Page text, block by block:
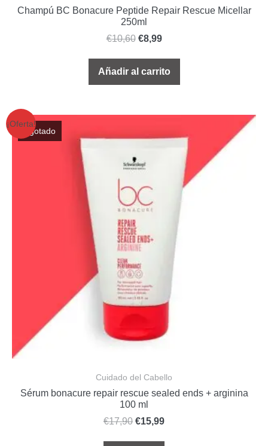
Champú BC Bonacure Peptide Repair Rescue Micellar
250ml
€10,60 €8,99
Añadir al carrito
¡Oferta!
Agotado
Cuidado del Cabello
Sérum bonacure repair rescue sealed ends + arginina
100 ml
€17,90 €15,99